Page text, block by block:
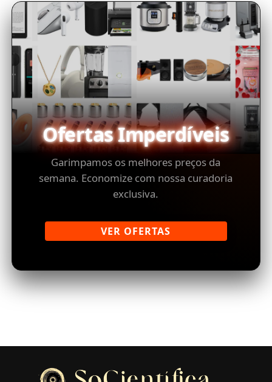
Ofertas Imperdíveis
Garimpamos os melhores preços da
semana. Economize com nossa curadoria
exclusiva.
VER OFERTAS